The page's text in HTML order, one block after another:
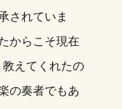
されていま
からこそ現在
えてくれたの
の奏者でもあ